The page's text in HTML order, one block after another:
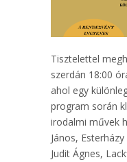
Tisztelettel
szerdán 18:00
ahol egy
program során
irodalmi művek
János,
Judit Ágnes,